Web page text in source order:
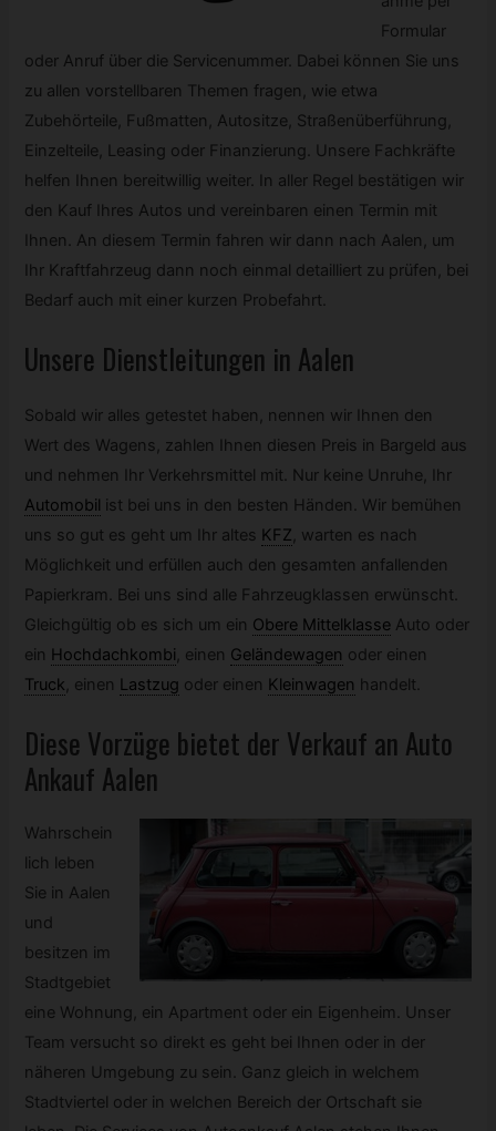
Formular
oder Anruf über die Servicenummer. Dabei können Sie uns
zu allen vorstellbaren Themen fragen, wie etwa
Zubehörteile, Fußmatten, Autositze, Straßenüberführung,
Einzelteile, Leasing oder Finanzierung. Unsere Fachkräfte
helfen Ihnen bereitwillig weiter. In aller Regel bestätigen wir
den Kauf Ihres Autos und vereinbaren einen Termin mit
Ihnen. An diesem Termin fahren wir dann nach Aalen, um
Ihr Kraftfahrzeug dann noch einmal detailliert zu prüfen, bei
Bedarf auch mit einer kurzen Probefahrt.
Unsere Dienstleitungen in Aalen
Sobald wir alles getestet haben, nennen wir Ihnen den
Wert des Wagens, zahlen Ihnen diesen Preis in Bargeld aus
und nehmen Ihr Verkehrsmittel mit. Nur keine Unruhe, Ihr
Automobil ist bei uns in den besten Händen. Wir bemühen
uns so gut es geht um Ihr altes KFZ, warten es nach
Möglichkeit und erfüllen auch den gesamten anfallenden
Papierkram. Bei uns sind alle Fahrzeugklassen erwünscht.
Gleichgültig ob es sich um ein Obere Mittelklasse Auto oder
ein Hochdachkombi, einen Geländewagen oder einen
Truck, einen Lastzug oder einen Kleinwagen handelt.
Diese Vorzüge bietet der Verkauf an Auto
Ankauf Aalen
Wahrschein
lich leben
Sie in Aalen
und
besitzen im
Stadtgebiet
eine Wohnung, ein Apartment oder ein Eigenheim. Unser
Team versucht so direkt es geht bei Ihnen oder in der
näheren Umgebung zu sein. Ganz gleich in welchem
Stadtviertel oder in welchen Bereich der Ortschaft sie